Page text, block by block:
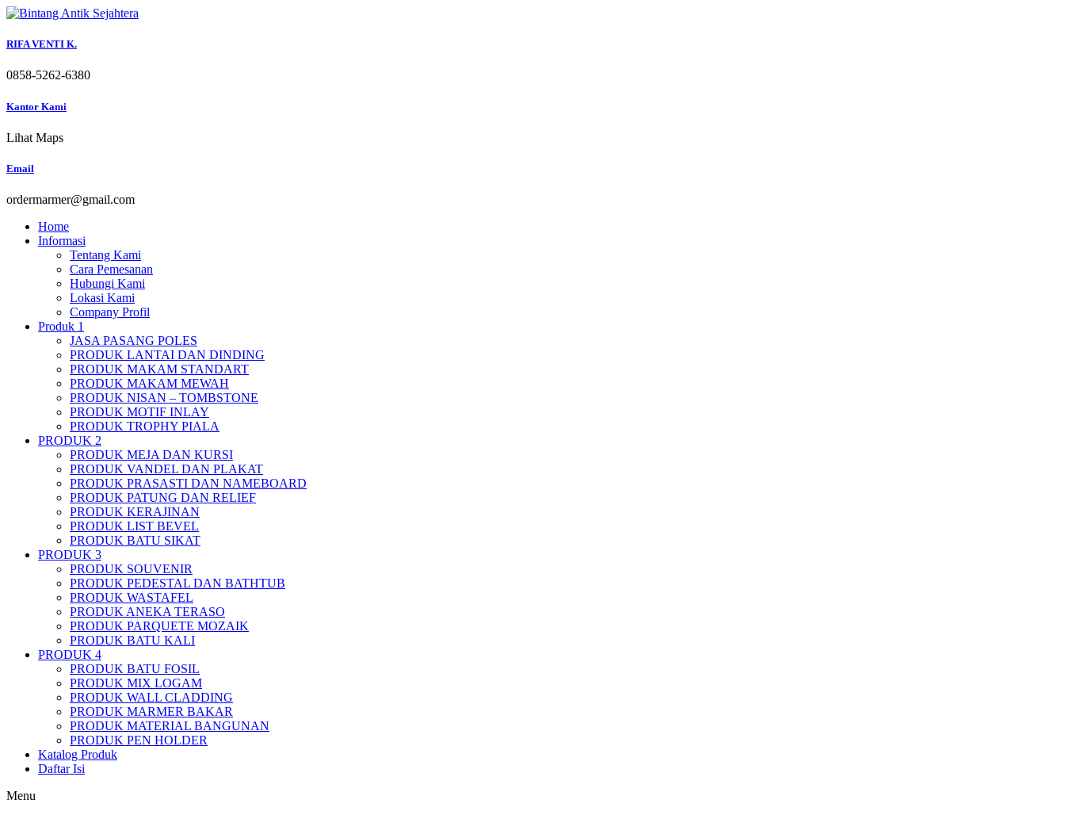
Skip
content
RIFA VENTI K.
0858-5262-6380
Kantor Kami
Lihat Maps
Email
ordermarmer@gmail.com
Home
Informasi
Tentang Kami
Cara Pemesanan
Hubungi Kami
Lokasi Kami
Company Profil
Produk 1
JASA PASANG POLES
PRODUK LANTAI DAN DINDING
PRODUK MAKAM STANDART
PRODUK MAKAM MEWAH
PRODUK NISAN – TOMBSTONE
PRODUK MOTIF INLAY
PRODUK TROPHY PIALA
PRODUK 2
PRODUK MEJA DAN KURSI
PRODUK VANDEL DAN PLAKAT
PRODUK PRASASTI DAN NAMEBOARD
PRODUK PATUNG DAN RELIEF
PRODUK KERAJINAN
PRODUK LIST BEVEL
PRODUK BATU SIKAT
PRODUK 3
PRODUK SOUVENIR
PRODUK PEDESTAL DAN BATHTUB
PRODUK WASTAFEL
PRODUK ANEKA TERASO
PRODUK PARQUETE MOZAIK
PRODUK BATU KALI
PRODUK 4
PRODUK BATU FOSIL
PRODUK MIX LOGAM
PRODUK WALL CLADDING
PRODUK MARMER BAKAR
PRODUK MATERIAL BANGUNAN
PRODUK PEN HOLDER
Katalog Produk
Daftar Isi
Menu